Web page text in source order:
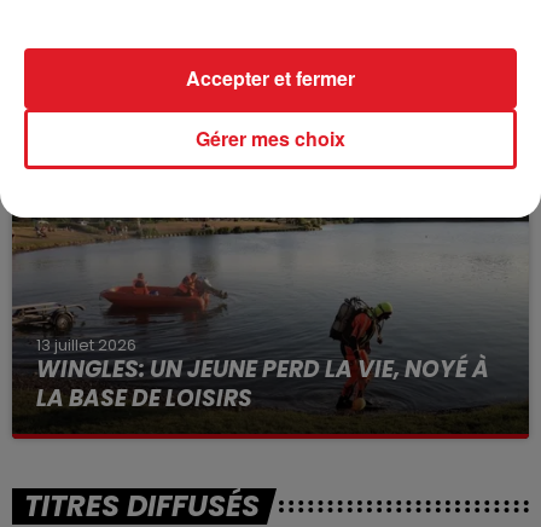
BÉTHUNE: ENQUÊTE POUR HOMICIDE
VOLONTAIRE EN COURS, APRÈS LA...
Selon les premiers éléments, le logement servait
à des prostituées
13 juillet 2026
WINGLES: UN JEUNE PERD LA VIE, NOYÉ À
LA BASE DE LOISIRS
La victime a coulé à pic
TITRES DIFFUSÉS
Gérer mes choix
Accepter et fermer